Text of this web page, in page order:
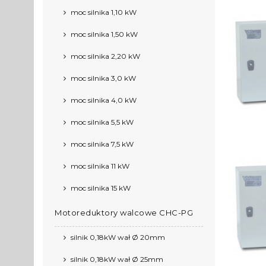
moc silnika 1,10 kW
moc silnika 1,50 kW
moc silnika 2,20 kW
moc silnika 3,0 kW
moc silnika 4,0 kW
moc silnika 5,5 kW
moc silnika 7,5 kW
moc silnika 11 kW
moc silnika 15 kW
Motoreduktory walcowe CHC-PG
silnik 0,18kW wał Ø 20mm
silnik 0,18kW wał Ø 25mm